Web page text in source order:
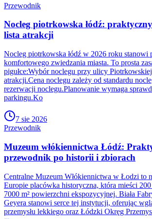
Przewodnik
Nocleg piotrkowska łódź:
lista atrakcji
Nocleg piotrkowska łódź w 2026 roku stanowi
komfortowego zwiedzania miasta. To prosta
pigułce:Wybór noclegu przy ulicy
atrakcji.Cena noclegu zależy od standardu
rezerwacji noclegu.Planowanie wymaga
parkingu.Ko
7 sie 2026
Przewodnik
Muzeum włókiennictwa Łódź:
przewodnik po historii i zbiorach
Centralne Muzeum Włókiennictwa w Łodzi to
Europie placówka historyczna, która mieści
7000 m² powierzchni ekspozycyjnej. Biała
Geyera stanowi serce tej instytucji, oferując
przemysłu lekkiego oraz Łódzki Okręg